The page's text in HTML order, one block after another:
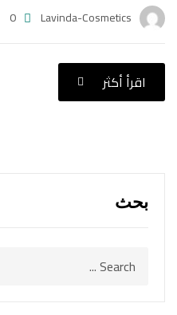
بحث
Lavinda-Cosmetics
0
اقرأ أكثر